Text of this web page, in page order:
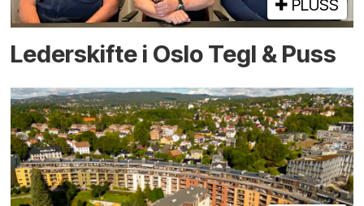
PLUSS
Lederskifte i Oslo Tegl & Puss